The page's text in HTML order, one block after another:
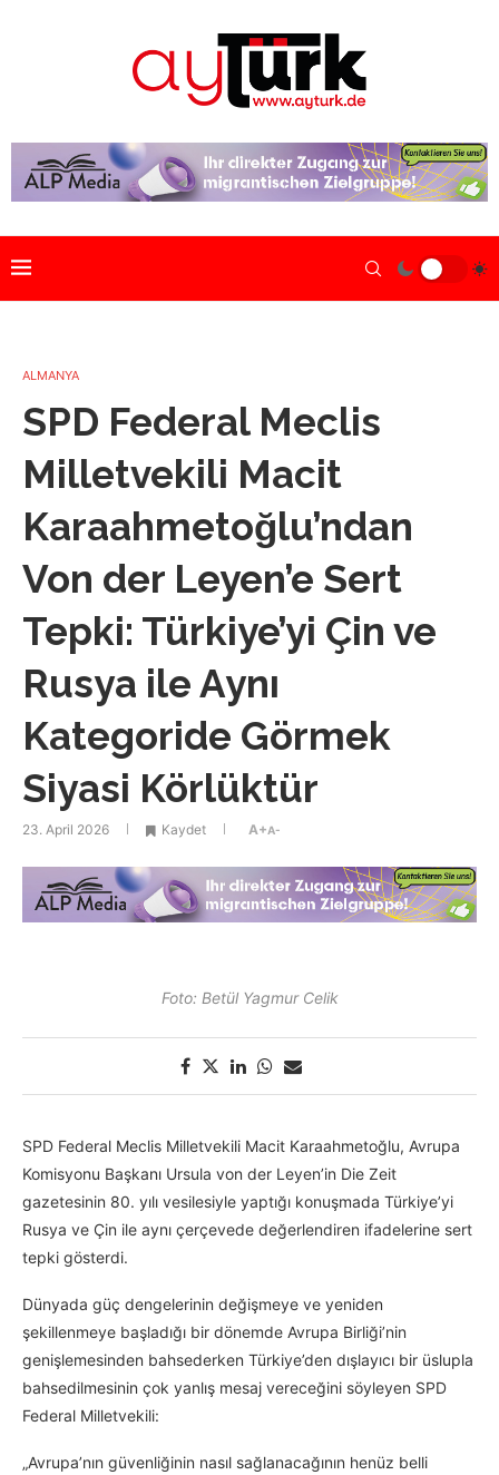
ALMANYA
SPD Federal Meclis
Milletvekili Macit
Karaahmetoğlu’ndan
Von der Leyen’e Sert
Tepki: Türkiye’yi Çin ve
Rusya ile Aynı
Kategoride Görmek
Siyasi Körlüktür
23. April 2026 Kaydet A+A-
Foto: Betül Yagmur Celik
SPD Federal Meclis Milletvekili Macit Karaahmetoğlu, Avrupa
Komisyonu Başkanı Ursula von der Leyen’in Die Zeit
gazetesinin 80. yılı vesilesiyle yaptığı konuşmada Türkiye’yi
Rusya ve Çin ile aynı çerçevede değerlendiren ifadelerine sert
tepki gösterdi.
Dünyada güç dengelerinin değişmeye ve yeniden
şekillenmeye başladığı bir dönemde Avrupa Birliği’nin
genişlemesinden bahsederken Türkiye’den dışlayıcı bir üslupla
bahsedilmesinin çok yanlış mesaj vereceğini söyleyen SPD
Federal Milletvekili:
„Avrupa’nın güvenliğinin nasıl sağlanacağının henüz belli